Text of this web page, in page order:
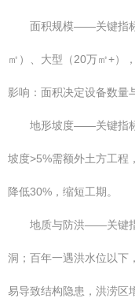
面积规模——关键指标
㎡）、大型（20万㎡+）
影响：面积决定设备数量
地形坡度——关键指标
坡度>5%需额外土方工程
降低30%，缩短工期。
地质与防洪——关键指
洞；百年一遇洪水位以下
易导致结构隐患，洪涝区